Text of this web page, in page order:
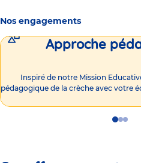
Nos engagements
Approche
Inspiré de notre Mission
pédagogique de la crèche avec votre
GoGoGo